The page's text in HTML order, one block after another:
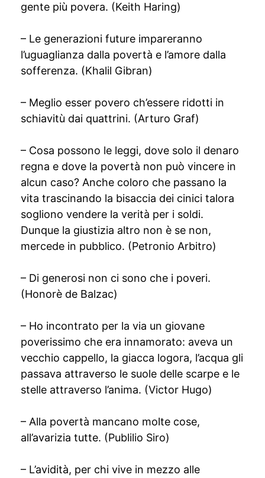
gente più povera. (Keith Haring)
– Le generazioni future impareranno
l’uguaglianza dalla povertà e l’amore dalla
sofferenza. (Khalil Gibran)
– Meglio esser povero ch’essere ridotti in
schiavitù dai quattrini. (Arturo Graf)
– Cosa possono le leggi, dove solo il denaro
regna e dove la povertà non può vincere in
alcun caso? Anche coloro che passano la
vita trascinando la bisaccia dei cinici talora
sogliono vendere la verità per i soldi.
Dunque la giustizia altro non è se non,
mercede in pubblico. (Petronio Arbitro)
– Di generosi non ci sono che i poveri.
(Honorè de Balzac)
– Ho incontrato per la via un giovane
poverissimo che era innamorato: aveva un
vecchio cappello, la giacca logora, l’acqua gli
passava attraverso le suole delle scarpe e le
stelle attraverso l’anima. (Victor Hugo)
– Alla povertà mancano molte cose,
all’avarizia tutte. (Publilio Siro)
– L’avidità, per chi vive in mezzo alle